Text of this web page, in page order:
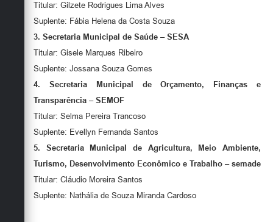
Titular: Gilzete Rodrigues Lima Alves
Suplente: Fábia Helena da Costa Souza
3. Secretaria Municipal de Saúde – SESA
Titular: Gisele Marques Ribeiro
Suplente: Jossana Souza Gomes
4. Secretaria Municipal de Orçamento, Finanças e
Transparência – SEMOF
Titular: Selma Pereira Trancoso
Suplente: Evellyn Fernanda Santos
5. Secretaria Municipal de Agricultura, Meio Ambiente,
Turismo, Desenvolvimento Econômico e Trabalho – semade
Titular: Cláudio Moreira Santos
Suplente: Nathália de Souza Miranda Cardoso